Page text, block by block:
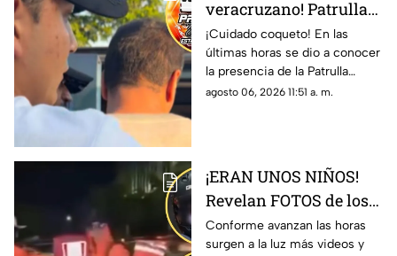
veracruzano! Patrulla
Espiritual llega a
Veracruz; esto se sabe
¡Cuidado coqueto! En las
últimas horas se dio a conocer
la presencia de la Patrulla
Espiritual en el puerto de
agosto 06, 2026 11:51 a. m.
¡ERAN UNOS NIÑOS!
Revelan FOTOS de los
ASESINOS del
influencer César
Conforme avanzan las horas
surgen a la luz más videos y